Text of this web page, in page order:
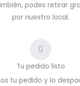
podes retirar
por nuestro local.
Tu pedido listo
tu pedido y lo